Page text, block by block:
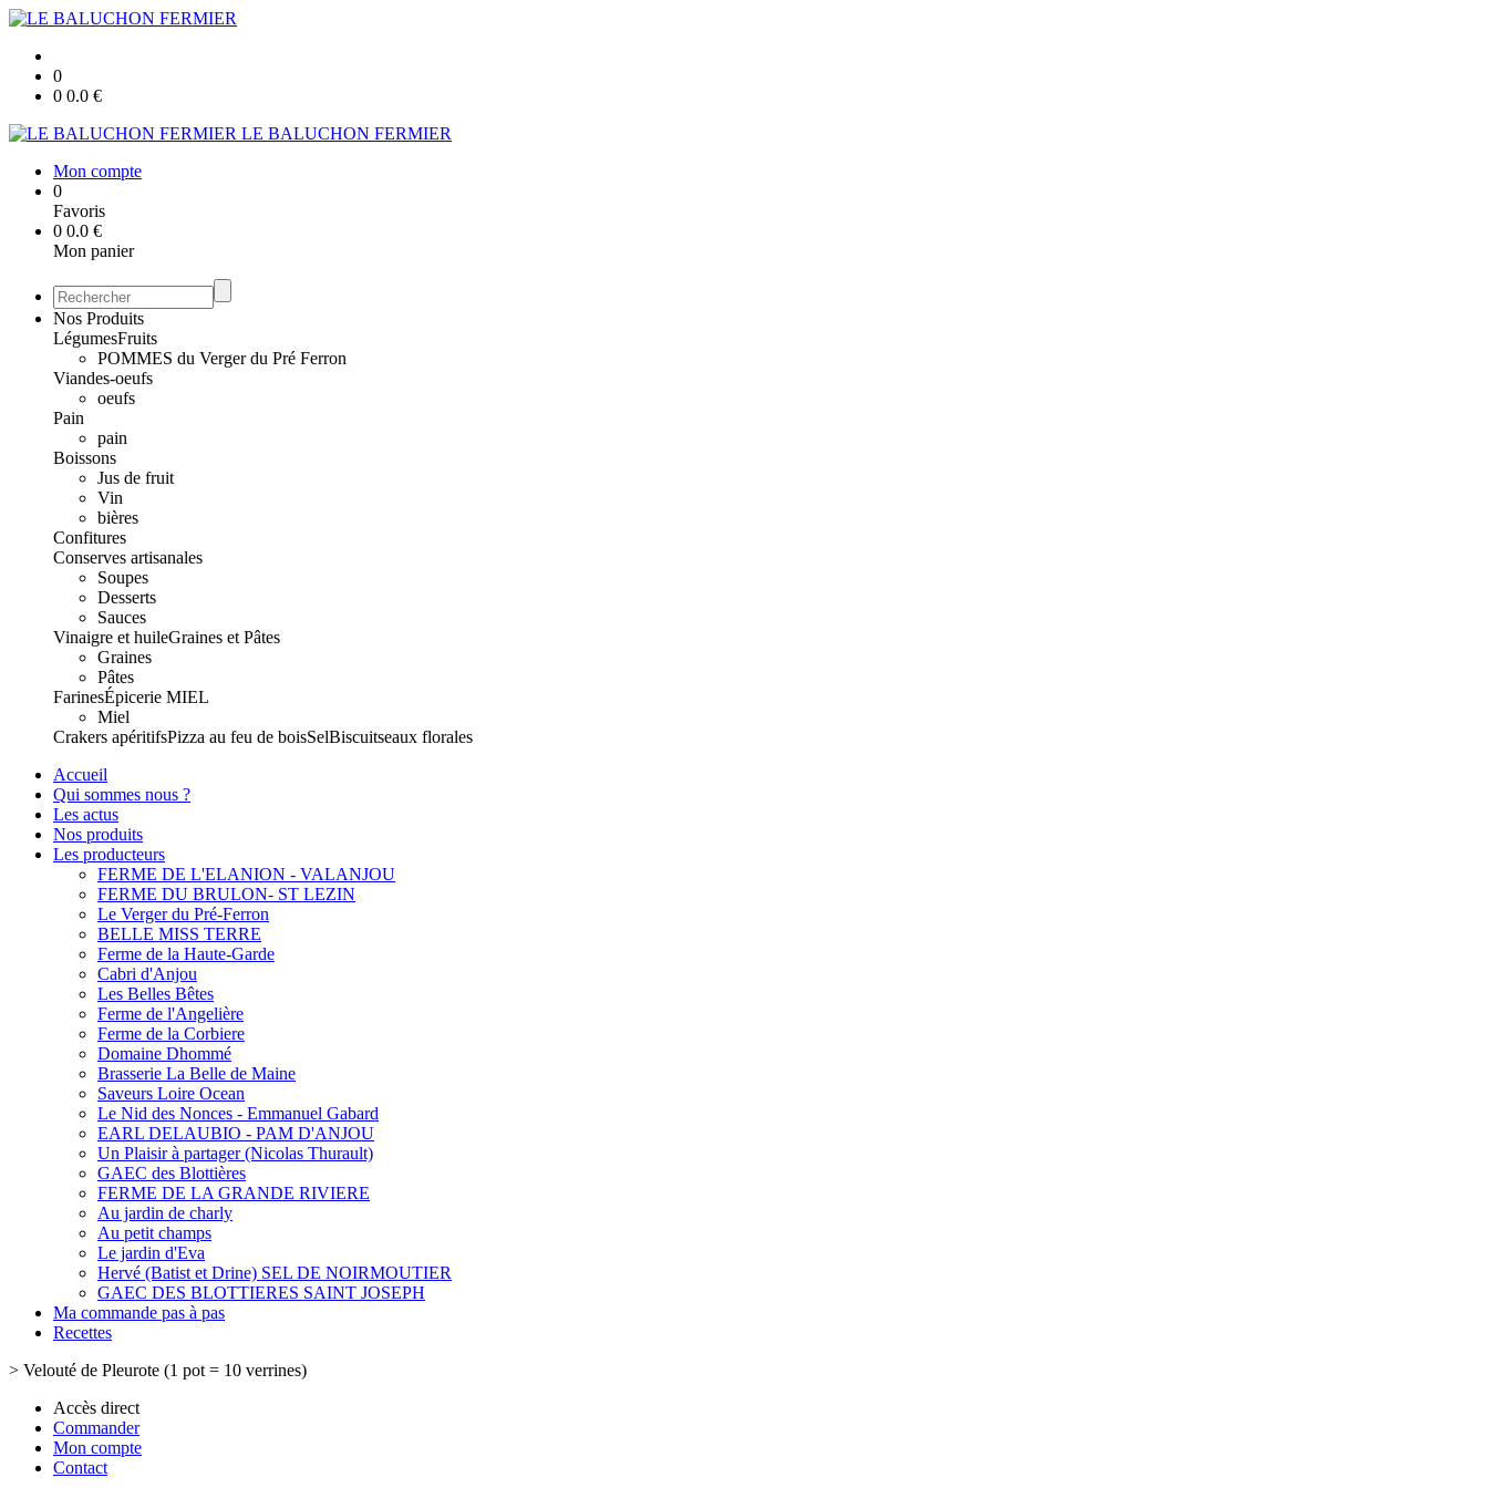
0
0 0.0 €
LE BALUCHON FERMIER
Mon compte
0
Favoris
0 0.0 €
Mon panier
Nos Produits
LégumesFruits
POMMES du Verger du Pré Ferron
Viandes-oeufs
oeufs
Pain
pain
Boissons
Jus de fruit
Vin
bières
Confitures
Conserves artisanales
Soupes
Desserts
Sauces
Vinaigre et huileGraines et Pâtes
Graines
Pâtes
FarinesÉpicerie MIEL
Miel
Crakers apéritifsPizza au feu de boisSelBiscuitseaux florales
Accueil
Qui sommes nous ?
Les actus
Nos produits
Les producteurs
FERME DE L'ELANION - VALANJOU
FERME DU BRULON- ST LEZIN
Le Verger du Pré-Ferron
BELLE MISS TERRE
Ferme de la Haute-Garde
Cabri d'Anjou
Les Belles Bêtes
Ferme de l'Angelière
Ferme de la Corbiere
Domaine Dhommé
Brasserie La Belle de Maine
Saveurs Loire Ocean
Le Nid des Nonces - Emmanuel Gabard
EARL DELAUBIO - PAM D'ANJOU
Un Plaisir à partager (Nicolas Thurault)
GAEC des Blottières
FERME DE LA GRANDE RIVIERE
Au jardin de charly
Au petit champs
Le jardin d'Eva
Hervé (Batist et Drine) SEL DE NOIRMOUTIER
GAEC DES BLOTTIERES SAINT JOSEPH
Ma commande pas à pas
Recettes
> Velouté de Pleurote (1 pot = 10 verrines)
Accès direct
Commander
Mon compte
Contact